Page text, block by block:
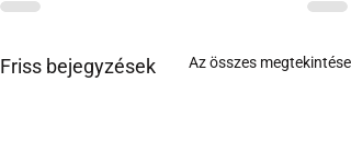
Friss bejegyzések Az összes megtekintése